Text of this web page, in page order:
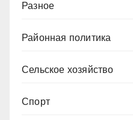
Разное
Районная политика
Сельское хозяйство
Спорт